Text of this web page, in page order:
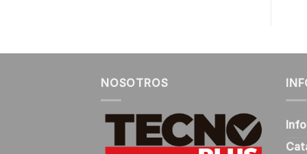
NOSOTROS